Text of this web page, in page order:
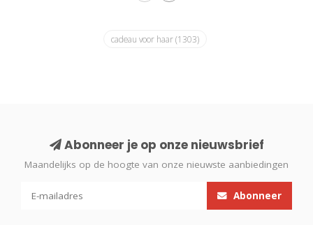
cadeau voor haar(1303)
Abonneer je op onze nieuwsbrief
Maandelijks op de hoogte van onze nieuwste aanbiedingen
Abonneer